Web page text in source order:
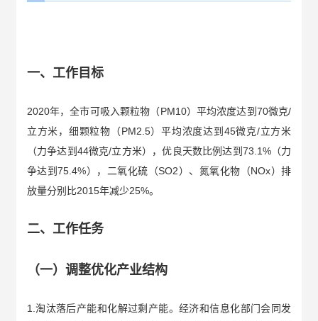
一、工作目标
2020年，全市可吸入颗粒物（PM10）平均浓度达到70微克/
立方米，细颗粒物（PM2.5）平均浓度达到45微克/立方米
（力争达到44微克/立方米），优良天数比例达到73.1%（力
争达到75.4%），二氧化硫（SO2）、氮氧化物（NOx）排
放量分别比2015年减少25%。
二、工作任务
（一）调整优化产业结构
1.淘汰落后产能和化解过剩产能。经济和信息化部门会同发